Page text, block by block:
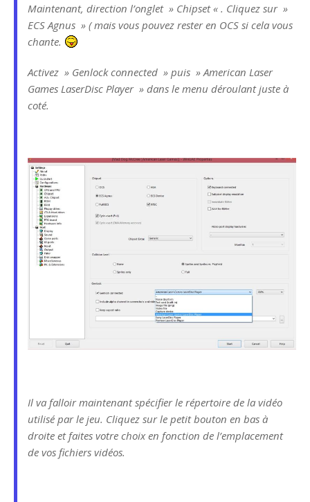
Maintenant, direction l’onglet » Chipset « . Cliquez sur »
ECS Agnus » ( mais vous pouvez rester en OCS si cela vous
chante.
Activez » Genlock connected » puis » American Laser
Games LaserDisc Player » dans le menu déroulant juste à
coté.
Il va falloir maintenant spécifier le répertoire de la vidéo
utilisé par le jeu. Cliquez sur le petit bouton en bas à
droite et faites votre choix en fonction de l’emplacement
de vos fichiers vidéos.